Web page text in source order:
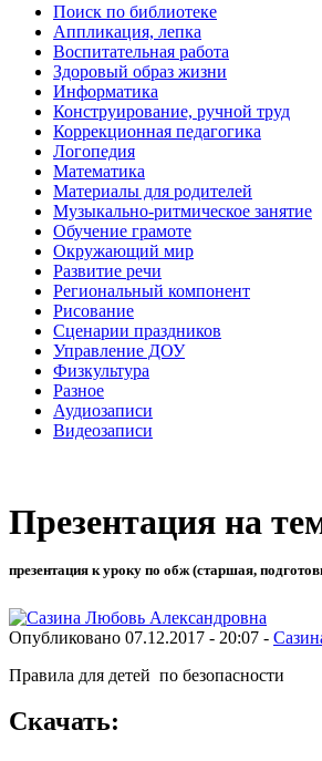
Поиск по библиотеке
Аппликация, лепка
Воспитательная работа
Здоровый образ жизни
Информатика
Конструирование, ручной труд
Коррекционная педагогика
Логопедия
Математика
Материалы для родителей
Музыкально-ритмическое занятие
Обучение грамоте
Окружающий мир
Развитие речи
Региональный компонент
Рисование
Сценарии праздников
Управление ДОУ
Физкультура
Разное
Аудиозаписи
Видеозаписи
Презентация на
презентация к уроку по обж (старшая,
Опубликовано 07.12.2017 - 20:07 -
Правила для детей по безопасности
Скачать: